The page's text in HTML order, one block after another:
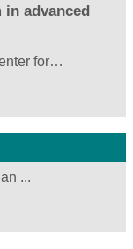
advanced
for…
...